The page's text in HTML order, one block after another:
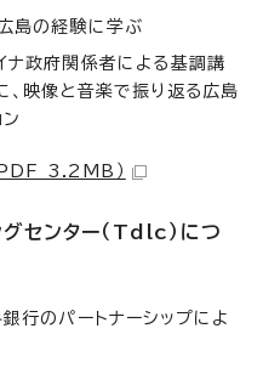
島の経験に学ぶ
ナ政府関係者による基調講
、映像と音楽で振り返る広島
PDF 3.2MB）
センター（Tdlc）につ
行のパートナーシップによ